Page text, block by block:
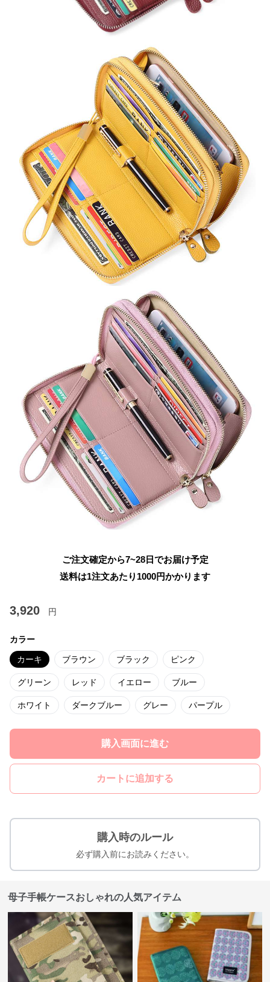
ご注文確定から7~28日でお届け予定
送料は1注文あたり 1000円かかります
3,920 円
カラー
カーキ ブラウン ブラック ピンク
グリーン レッド イエロー ブルー
ホワイト ダークブルー グレー パープル
購入画面に進む
カートに追加する
購入時のルール
必ず購入前にお読みください。
母子手帳ケースおしゃれの人気アイテム